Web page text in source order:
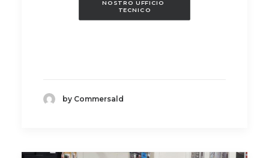
NOSTRO UFFICIO
TECNICO
by Commersald